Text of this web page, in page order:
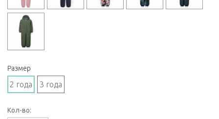
Размер
2 года 3 года
Кол-во: